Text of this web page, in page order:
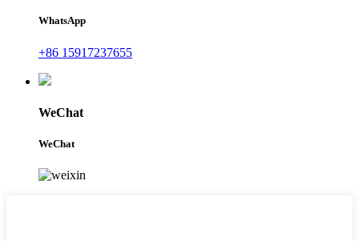
WhatsApp
+86 15917237655
WeChat
WeChat